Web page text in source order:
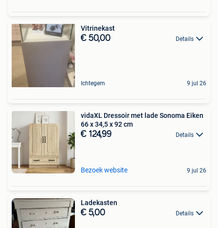
Vitrinekast
€ 50,00 Details
Ichtegem 9 jul 26
vidaXL Dressoir met lade Sonoma Eiken
66 x 34,5 x 92 cm
€ 124,99 Details
Bezoek website 9 jul 26
Ladekasten
€ 5,00 Details